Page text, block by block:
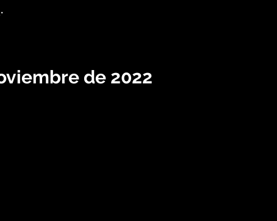
.
de 2022